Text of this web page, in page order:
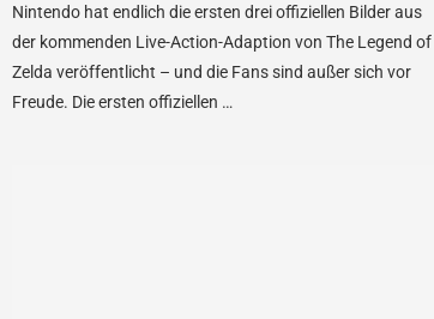
Nintendo hat endlich die ersten drei offiziellen Bilder aus
der kommenden Live-Action-Adaption von The Legend of
Zelda veröffentlicht – und die Fans sind außer sich vor
Freude. Die ersten offiziellen …